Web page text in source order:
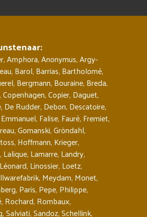
,Amphora,Anonymus,Argy-
, Barol, Barrias, Bartholomé,
, Bergmann, Bouraine, Breda,
,Copenhagen,Copier, Daguet,
, De Rudder, Debon, Descatoire,
Emmanuel, Falise, Fauré, Fremiet,
,Gomanski,Gröndahl,
, Hoffmann, Krieger,
, Lalique, Lamarre, Landry,
Léonard, Linossier, Loetz,
, Meydam, Monet,
, Paris, Pepe, Philippe,
, Rochard, Rombaux,
,Salviati,Sandoz,Schellink,